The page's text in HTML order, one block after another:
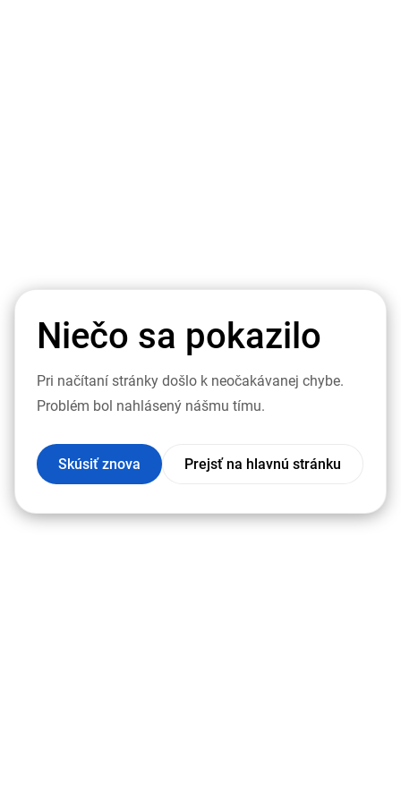
Niečo sa pokazilo
Pri načítaní stránky došlo k neočakávanej chybe.
Problém bol nahlásený nášmu tímu.
Skúsiť znova Prejsť na hlavnú stránku